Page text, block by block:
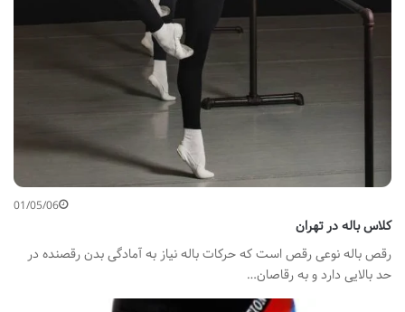
01/05/06
کلاس باله در تهران
رقص باله نوعی رقص است که حرکات باله نیاز به آمادگی بدن رقصنده در
حد بالایی دارد و به رقاصان…